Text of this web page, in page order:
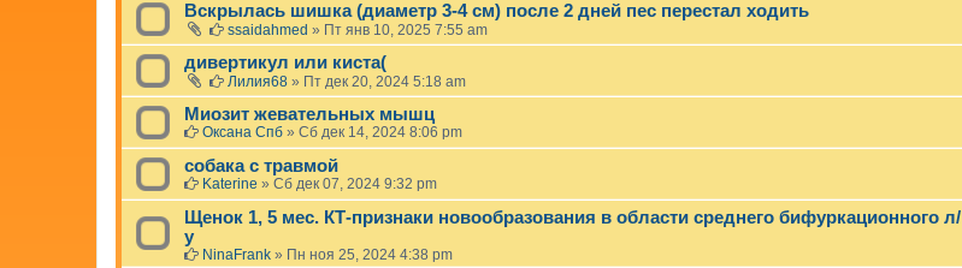
Вскрылась шишка (диаметр 3-4 см) после 2 дней пес перестал ходить
ssaidahmed » Пт янв 10, 2025 7:55 am
дивертикул или киста(
Лилия68 » Пт дек 20, 2024 5:18 am
Миозит жевательных мышц
Оксана Спб » Сб дек 14, 2024 8:06 pm
собака с травмой
Katerine » Сб дек 07, 2024 9:32 pm
Щенок 1, 5 мес. КТ-признаки новообразования в области среднего бифуркационного л/
у
NinaFrank » Пн ноя 25, 2024 4:38 pm